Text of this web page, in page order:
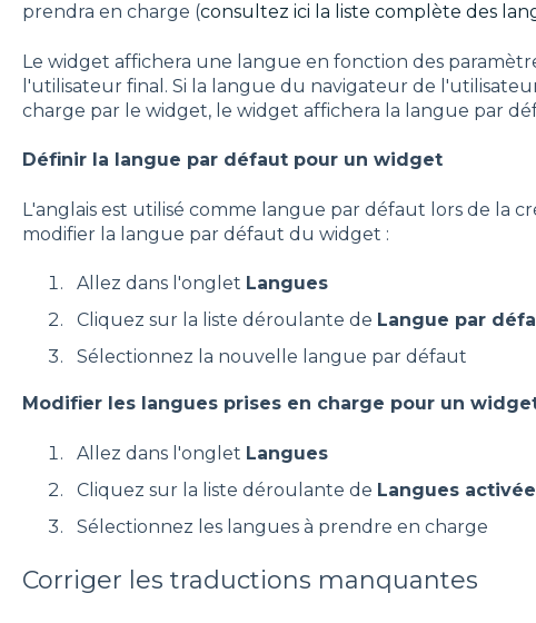
prendra en charge (consultez ici la liste complète des
Le widget affichera une langue en fonction des
l'utilisateur final. Si la langue du navigateur de
charge par le widget, le widget affichera la langue par
Définir la langue par défaut pour un widget
L'anglais est utilisé comme langue par défaut lors de la
modifier la langue par défaut du widget :
Allez dans l'onglet Langues
Cliquez sur la liste déroulante de Langue par
Sélectionnez la nouvelle langue par défaut
Modifier les langues prises en charge pour un
Allez dans l'onglet Langues
Cliquez sur la liste déroulante de Langues
Sélectionnez les langues à prendre en charge
Corriger les traductions manquantes